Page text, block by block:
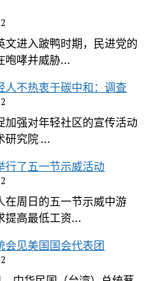
文进入跛鸭时期，民进党的
咆哮并威胁…
人不热衷于碳中和：调查
加强对年轻社区的宣传活动
研究院 …
行了五一节示威活动
在周日的五一节示威中游
提高最低工资…
会见美国国会代表团